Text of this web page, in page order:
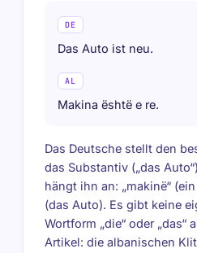
DE
Das Auto ist neu.
AL
Makina është e re.
Das Deutsche stellt den
das Substantiv („das
hängt ihn an: „makinë“
(das Auto). Es gibt keine
Wortform „die“ oder „das“
Artikel: die albanischen